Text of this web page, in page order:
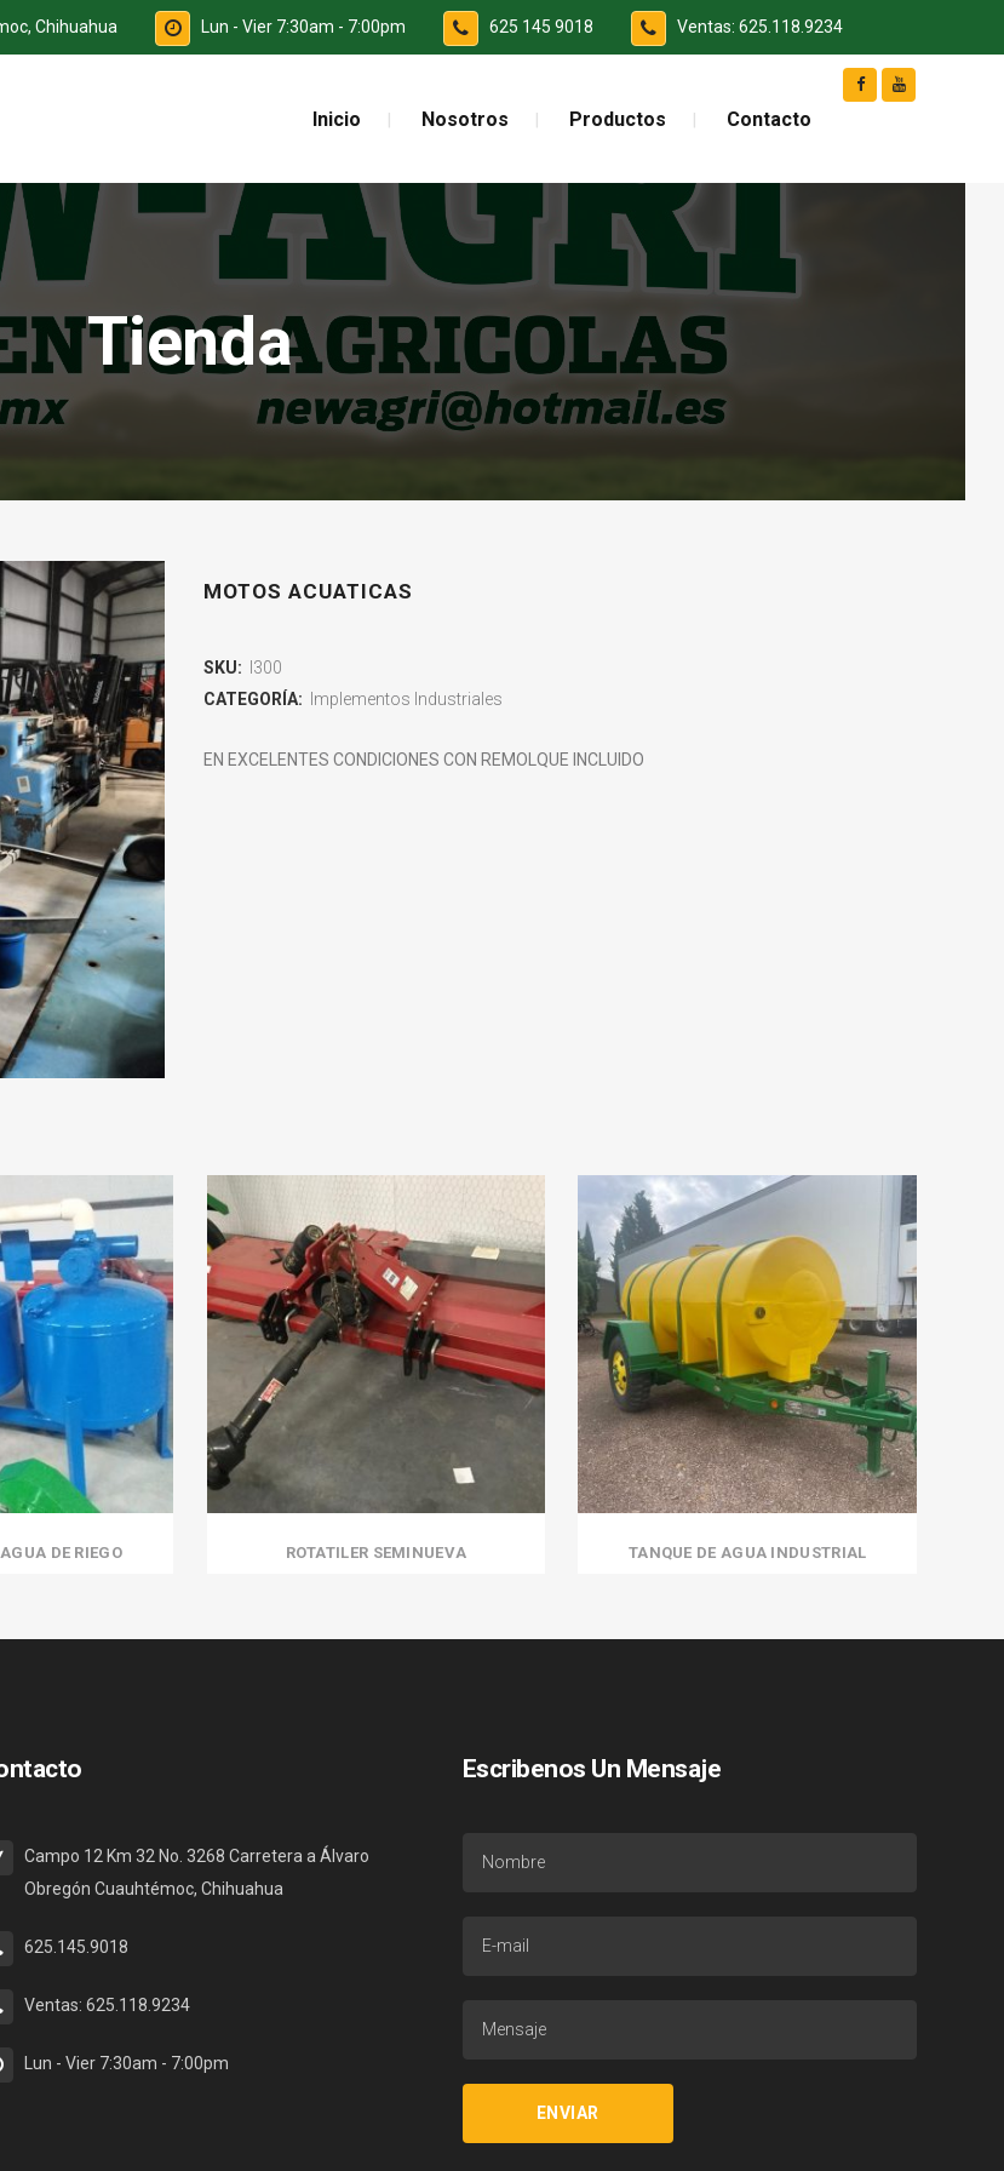
Chihuahua Lun - Vier 7:30am - 7:00pm 625 145 9018 Ventas: 625.118.9234
Inicio Nosotros Productos Contacto
Tienda
MOTOS ACUATICAS
SKU:
I300
CATEGORÍA:
Implementos Industriales
EN EXCELENTES CONDICIONES CON REMOLQUE INCLUIDO
DE RIEGO ROTATILER SEMINUEVA TANQUE DE AGUA INDUSTRIAL
Campo 12 Km 32 No. 3268 Carretera a Álvaro
Obregón Cuauhtémoc, Chihuahua
625.145.9018
Ventas: 625.118.9234
Lun - Vier 7:30am - 7:00pm
Escribenos Un Mensaje